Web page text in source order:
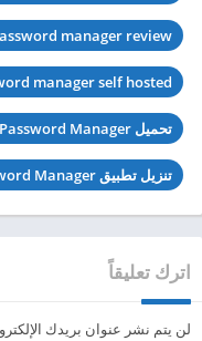
manager review
manager self hosted
تحميل Bitwarden Password Manager مهكرة
تنزيل تطبيق Bitwarden Password Manager آخر اصدار
اترك تعليقاً
لن يتم نشر عنوان بريدك